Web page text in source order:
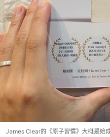
James Clear的《原子習慣》大概是始